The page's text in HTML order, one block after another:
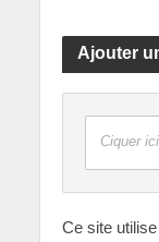
Ajouter
Ciquer
Ce site